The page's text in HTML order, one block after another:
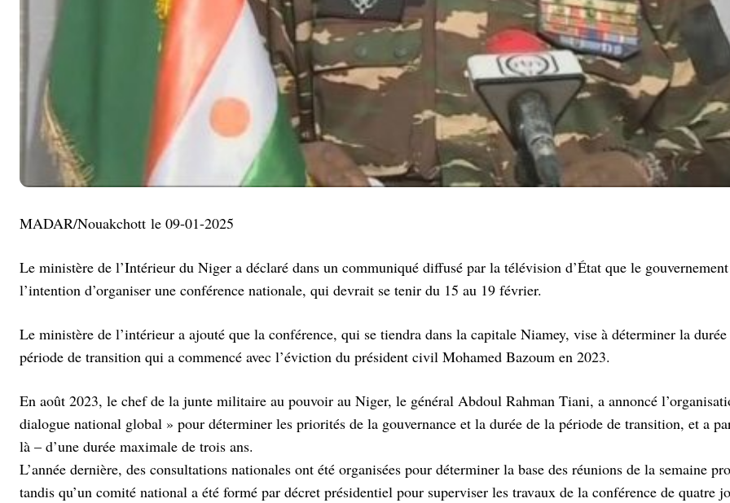
MADAR/Nouakchott le 09-01-2025
Le ministère de l’Intérieur du Niger a déclaré dans un communiqué diffusé par la télévision d’État que le
l’intention d’organiser une conférence nationale, qui devrait se tenir du 15 au 19 février.
Le ministère de l’intérieur a ajouté que la conférence, qui se tiendra dans la capitale Niamey, vise à déterminer la
période de transition qui a commencé avec l’éviction du président civil Mohamed Bazoum en 2023.
En août 2023, le chef de la junte militaire au pouvoir au Niger, le général Abdoul Rahman Tiani, a annoncé
dialogue national global » pour déterminer les priorités de la gouvernance et la durée de la période de transition, et a
là – d’une durée maximale de trois ans.
L’année dernière, des consultations nationales ont été organisées pour déterminer la base des réunions de la semaine
tandis qu’un comité national a été formé par décret présidentiel pour superviser les travaux de la conférence de quatre